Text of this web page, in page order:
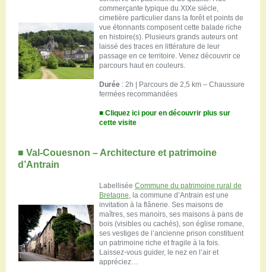
commerçante typique du XIXe siècle,
cimetière particulier dans la forêt et points de
vue étonnants composent cette balade riche
en histoire(s). Plusieurs grands auteurs ont
laissé des traces en littérature de leur
passage en ce territoire. Venez découvrir ce
parcours haut en couleurs.
Durée : 2h | Parcours de 2,5 km – Chaussure
fermées recommandées
■ Cliquez ici pour en découvrir plus sur
cette visite
■ Val-Couesnon – Architecture et patrimoine
d’Antrain
Labellisée Commune du patrimoine rural de
Bretagne, la commune d’Antrain est une
invitation à la flânerie. Ses maisons de
maîtres, ses manoirs, ses maisons à pans de
bois (visibles ou cachés), son église romane,
ses vestiges de l’ancienne prison constituent
un patrimoine riche et fragile à la fois.
Laissez-vous guider, le nez en l’air et
appréciez…